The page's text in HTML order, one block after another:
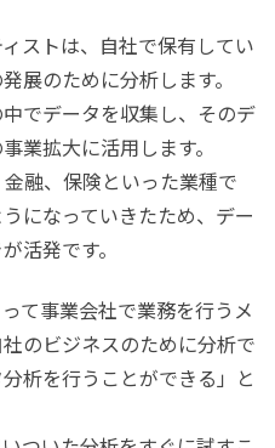
ストは、自社で保有してい
展のために分析します。
でデータを収集し、そのデ
業拡大に活用します。
融、保険といった業種で
になっていきたため、デー
活発です。
て事業会社で業務を行うメ
のビジネスのために分析で
析を行うことができる」と